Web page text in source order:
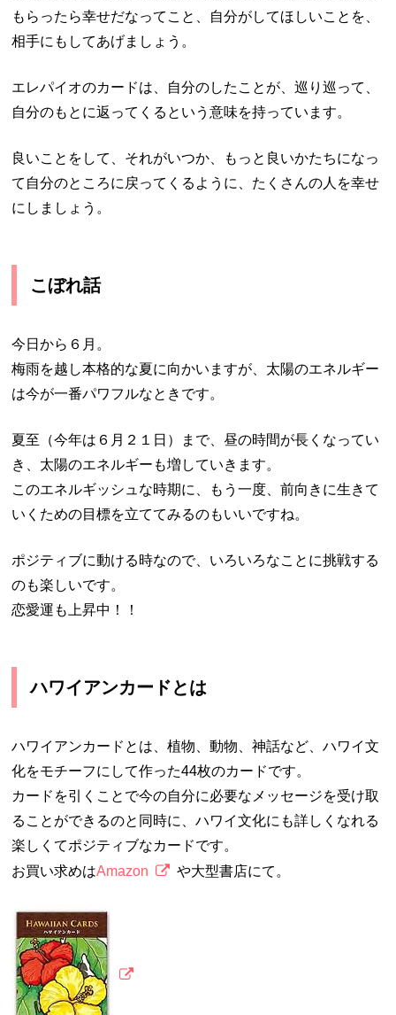
もらったら幸せだなってこと、自分がしてほしいことを、
相手にもしてあげましょう。
エレパイオのカードは、自分のしたことが、巡り巡って、
自分のもとに返ってくるという意味を持っています。
良いことをして、それがいつか、もっと良いかたちになっ
て自分のところに戻ってくるように、たくさんの人を幸せ
にしましょう。
こぼれ話
今日から６月。
梅雨を越し本格的な夏に向かいますが、太陽のエネルギー
は今が一番パワフルなときです。
夏至（今年は６月２１日）まで、昼の時間が長くなってい
き、太陽のエネルギーも増していきます。
このエネルギッシュな時期に、もう一度、前向きに生きて
いくための目標を立ててみるのもいいですね。
ポジティブに動ける時なので、いろいろなことに挑戦する
のも楽しいです。
恋愛運も上昇中！！
ハワイアンカードとは
ハワイアンカードとは、植物、動物、神話など、ハワイ文
化をモチーフにして作った44枚のカードです。
カードを引くことで今の自分に必要なメッセージを受け取
ることができるのと同時に、ハワイ文化にも詳しくなれる
楽しくてポジティブなカードです。
お買い求めはAmazon や大型書店にて。